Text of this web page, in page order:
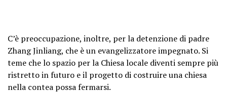
C’è preoccupazione, inoltre, per la detenzione di padre
Zhang Jinliang, che è un evangelizzatore impegnato. Si
teme che lo spazio per la Chiesa locale diventi sempre più
ristretto in futuro e il progetto di costruire una chiesa
nella contea possa fermarsi.